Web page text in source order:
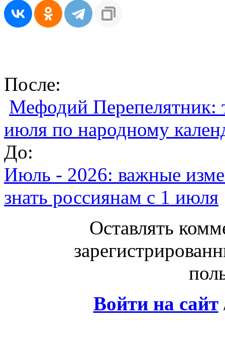
После:
Мефодий Перепелятник:
июля по народному
До:
Июль - 2026: важные
знать россиянам с 1 июля
Оставлять
Войти на сайт